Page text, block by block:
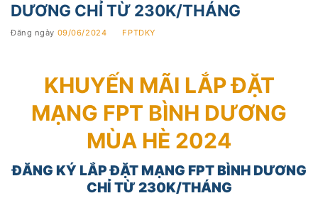
DƯƠNG CHỈ TỪ 230K/THÁNG
Đăng ngày 09/06/2024 FPTDKY
KHUYẾN MÃI LẮP ĐẶT
MẠNG FPT BÌNH DƯƠNG
MÙA HÈ 2024
ĐĂNG KÝ LẮP ĐẶT MẠNG FPT BÌNH DƯƠNG
CHỈ TỪ 230K/THÁNG